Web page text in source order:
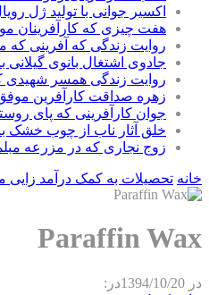
اکسیر جوانی با تولید ژل
هفت چیزی که کارآفرینان
روایت زندگی که آفرینی
جادوی اشتغال بانوی
روایت زندگی همسر شهیدی
زهره صداقت کارآفرین
جوان کارآفرینی که پای
خلق آثار ناب از چوب خشک
زوج نجاری که در مزرعه
خانه تحصیلات به کمک درآمد زایی
Paraffin Wax
در 1394/10/20در: